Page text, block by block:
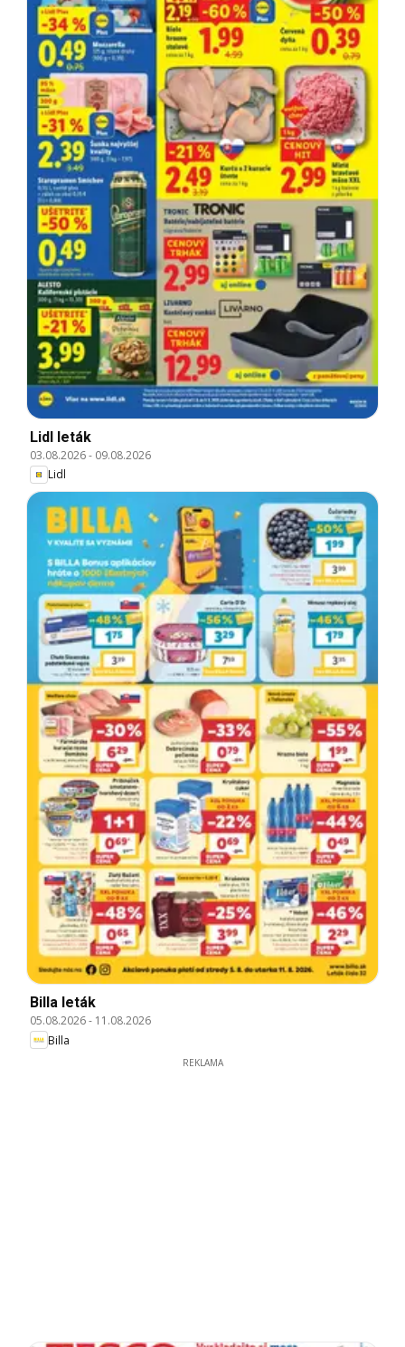
Lidl leták
03.08.2026- 09.08.2026
Lidl
Billa leták
05.08.2026- 11.08.2026
Billa
REKLAMA